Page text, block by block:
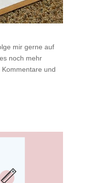
mir gerne auf
noch mehr
und